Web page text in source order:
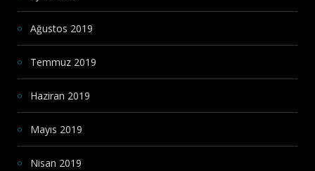
Ağustos 2019
Temmuz 2019
Haziran 2019
Mayıs 2019
Nisan 2019